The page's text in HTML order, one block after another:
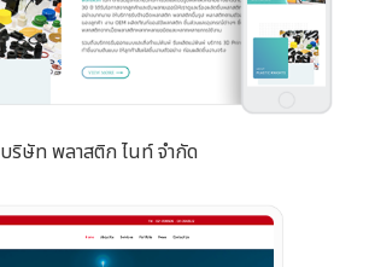
บริษัท พลาสติก ไนท์ จำกัด